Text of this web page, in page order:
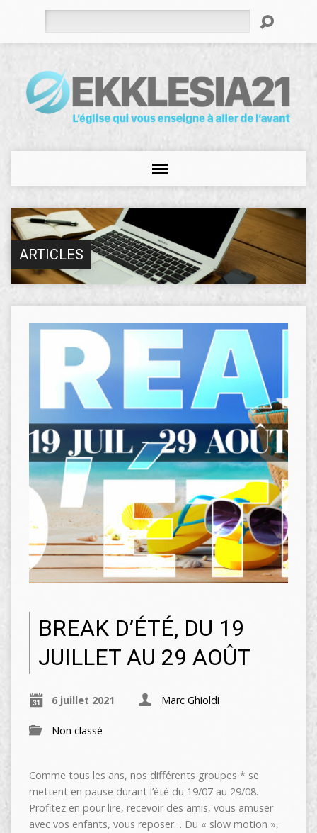
ARTICLES
BREAK D’ÉTÉ, DU 19
JUILLET AU 29 AOÛT
6 juillet 2021 Marc Ghioldi
Non classé
Comme tous les ans, nos différents groupes * se
mettent en pause durant l’été du 19/07 au 29/08.
Profitez en pour lire, recevoir des amis, vous amuser
avec vos enfants, vous reposer… Du « slow motion »,